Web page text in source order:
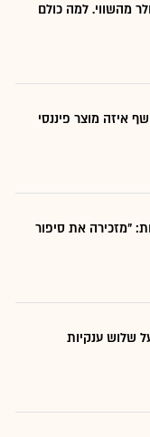
מהשווי. למה כולם
איזה מוצר פיננסי
"מזכירה את סיפור
על שלוש ענקיות